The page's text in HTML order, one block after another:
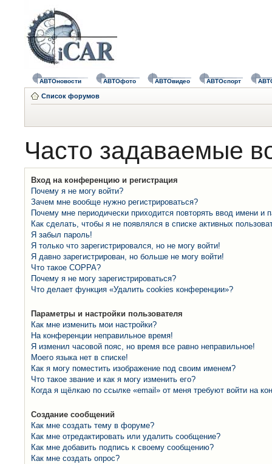
АВТОновости АВТОфото АВТОвидео АВТОспорт
Список форумов
Часто задаваемые
Вход на конференцию и регистрация
Почему я не могу войти?
Зачем мне вообще нужно регистрироваться?
Почему мне периодически приходится повторять ввод имени и
Как сделать, чтобы я не появлялся в списке активных
Я забыл пароль!
Я только что зарегистрировался, но не могу войти!
Я давно зарегистрирован, но больше не могу войти!
Что такое COPPA?
Почему я не могу зарегистрироваться?
Что делает функция «Удалить cookies конференции»?
Параметры и настройки пользователя
Как мне изменить мои настройки?
На конференции неправильное время!
Я изменил часовой пояс, но время все равно неправильное!
Моего языка нет в списке!
Как я могу поместить изображение под своим именем?
Что такое звание и как я могу изменить его?
Когда я щёлкаю по ссылке «email» от меня требуют войти на
Создание сообщений
Как мне создать тему в форуме?
Как мне отредактировать или удалить сообщение?
Как мне добавить подпись к своему сообщению?
Как мне создать опрос?